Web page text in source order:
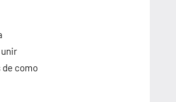
de como